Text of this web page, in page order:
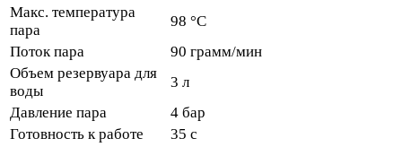
Макс. температура
пара
98 °C
Поток пара
90 грамм/мин
Объем резервуара для
воды
3 л
Давление пара
4 бар
Готовность к работе
35 с